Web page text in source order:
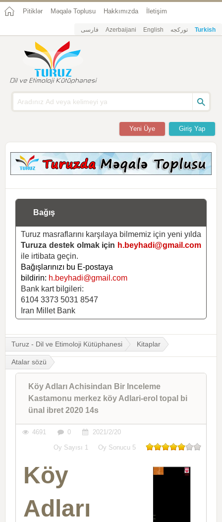
Pitiklər Məqalə Toplusu Hakkımızda İletişim
فارسی Azerbaijani English تورکجه Turkish
Giriş Yap
Yeni Üye
Bağış
Turuz masraflarını karşılaya bilmemiz için yeni yılda
Turuza destek olmak için h.beyhadi@gmail.com
ile irtibata geçin.
Bağışlarınızı bu E-postaya
bildirin: h.beyhadi@gmail.com
Bank kart bilgileri:
6104 3373 5031 8547
Iran Millet Bank
Turuz - Dil ve Etimoloji Kütüphanesi Kitaplar
Atalar sözü
Köy Adları Achisindan Bir Inceleme
Kastamonu merkez köy Adlari-erol topal bi
ünal ibret 2020 14s
4691 0 2021/2/20
Oy Sayısı 1 Oy Sonucu 5
Köy
Adları